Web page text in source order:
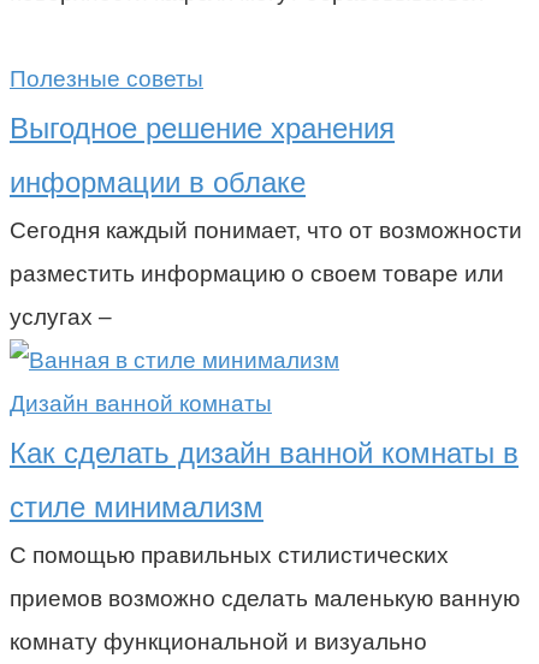
Полезные советы
Выгодное решение хранения
информации в облаке
Сегодня каждый понимает, что от возможности
разместить информацию о своем товаре или
услугах –
Дизайн ванной комнаты
Как сделать дизайн ванной комнаты в
стиле минимализм
С помощью правильных стилистических
приемов возможно сделать маленькую ванную
комнату функциональной и визуально